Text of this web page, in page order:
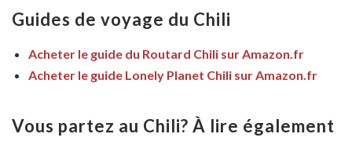
Guides de voyage du Chili
Acheter le guide du Routard Chili sur Amazon.fr
Acheter le guide Lonely Planet Chili sur Amazon.fr
Vous partez au Chili? À lire également